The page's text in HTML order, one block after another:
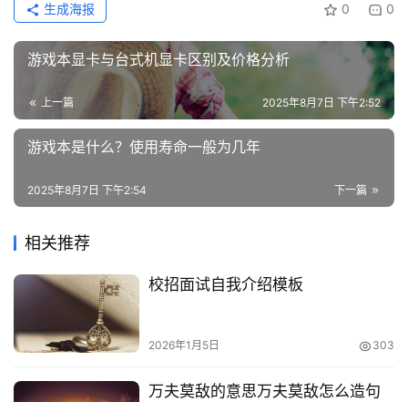
0 0
生成海报
游戏本显卡与台式机显卡区别及价格分析
上一篇 2025年8月7日 下午2:52
游戏本是什么？使用寿命一般为几年
下一篇
2025年8月7日 下午2:54
相关推荐
校招面试自我介绍模板
2026年1月5日 303
万夫莫敌的意思万夫莫敌怎么造句